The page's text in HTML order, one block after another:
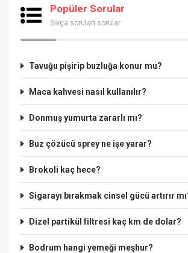
Popüler Sorular
Sıkça sorulan sorular
Tavuğu pişirip buzluğa konur mu?
Maca kahvesi nasıl kullanılır?
Donmuş yumurta zararlı mı?
Buz çözücü sprey ne işe yarar?
Brokoli kaç hece?
Sigarayı bırakmak cinsel gücü artırır
Dizel partikül filtresi kaç km de dolar?
Bodrum hangi yemeği meşhur?